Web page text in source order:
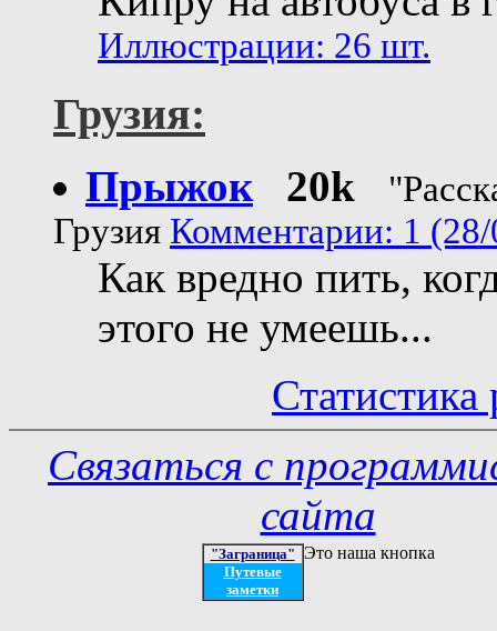
Иллюстрации: 26 шт.
Грузия:
Прыжок 20k
Грузия Комментарии: 1
Как вредно пить,
этого не умеешь...
Статистика
Связаться с
сайта
"Заграница"
Путевые
заметки
Это наша кнопка